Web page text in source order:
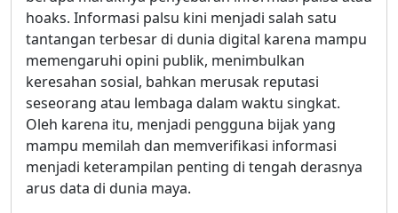
hoaks. Informasi palsu kini menjadi salah satu
tantangan terbesar di dunia digital karena mampu
memengaruhi opini publik, menimbulkan
keresahan sosial, bahkan merusak reputasi
seseorang atau lembaga dalam waktu singkat.
Oleh karena itu, menjadi pengguna bijak yang
mampu memilah dan memverifikasi informasi
menjadi keterampilan penting di tengah derasnya
arus data di dunia maya.